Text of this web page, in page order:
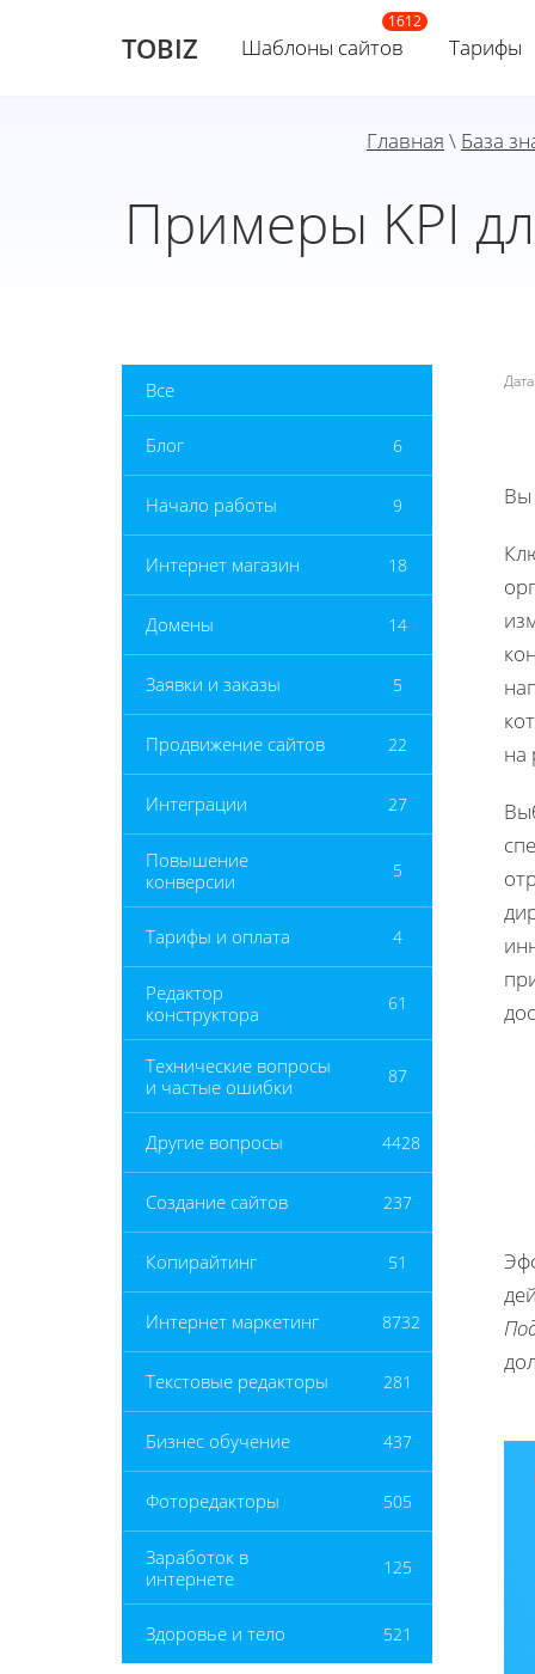
TOBIZ Шаблоны сайтов Тарифы
Главная \ База
Примеры KPI
Все
Блог 6
Начало работы 9
Интернет магазин 18
Домены 14
Заявки и заказы 5
Продвижение сайтов 22
Интеграции 27
Повышение
конверсии
5
Тарифы и оплата 4
Редактор
конструктора
61
Технические вопросы
и частые ошибки
87
Другие вопросы 4428
Создание сайтов 237
Копирайтинг 51
Интернет маркетинг 8732
Текстовые редакторы 281
Бизнес обучение 437
Фоторедакторы 505
Заработок в
интернете
125
Здоровье и тело 521
Вы
на